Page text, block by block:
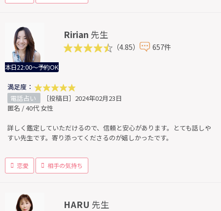
本日22:00～予約OK
Ririan 先生
（4.85） 657件
満足度：
電話占い
［投稿日］2024年02月23日
匿名 / 40代 女性
詳しく鑑定していただけるので、信頼と安心があります。とても話しや
すい先生です。寄り添ってくださるのが嬉しかったです。
恋愛 相手の気持ち
HARU 先生